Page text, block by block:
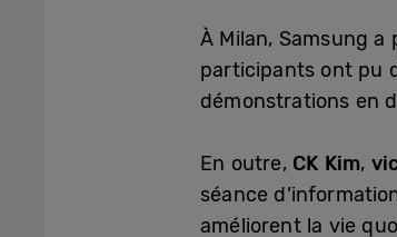
À Milan, Samsung a
participants ont pu
démonstrations en
En outre, CK Kim,
séance
améliorent la vie